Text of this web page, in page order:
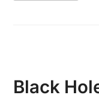
Black